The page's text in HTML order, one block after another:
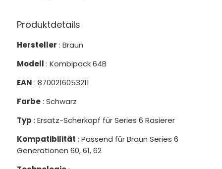
Produktdetails
Hersteller : Braun
Modell : Kombipack 64B
EAN : 8700216053211
Farbe: Schwarz
Typ : Ersatz-Scherkopf für Series 6 Rasierer
Kompatibilität : Passend für Braun Series 6
Generationen 60, 61, 62